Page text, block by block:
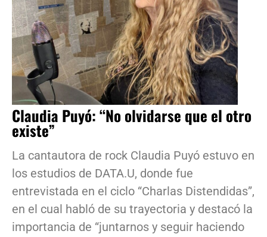
Claudia Puyó: “No olvidarse que el otro
existe”
La cantautora de rock Claudia Puyó estuvo en
los estudios de DATA.U, donde fue
entrevistada en el ciclo “Charlas Distendidas”,
en el cual habló de su trayectoria y destacó la
importancia de “juntarnos y seguir haciendo